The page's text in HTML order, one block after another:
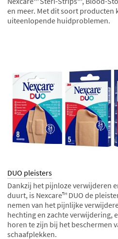
en meer. Met dit soort producten
uiteenlopende huidproblemen.
DUO pleisters
Dankzij het pijnloze verwijderen
duurt, is Nexcare™ DUO de
nemen van het pijnlijke
hechting en zachte verwijdering,
horen te zijn bij het beschermen
schaafplekken.